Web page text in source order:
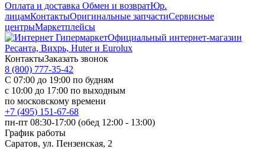
Оплата и доставка Обмен и возвратЮр.
лицамКонтактыОригинальные запчастиСервисные
центрыМаркетплейсы
Официальный интернет-магазин
Ресанта, Вихрь, Huter и Eurolux
КонтактыЗаказать звонок
8 (800) 777-35-42
С 07:00 до 19:00 по будням
с 10:00 до 17:00 по выходным
по московскому времени
+7 (495) 151-67-68
пн-пт 08:30-17:00 (обед 12:00 - 13:00)
График работы
Саратов, ул. Пензенская, 2